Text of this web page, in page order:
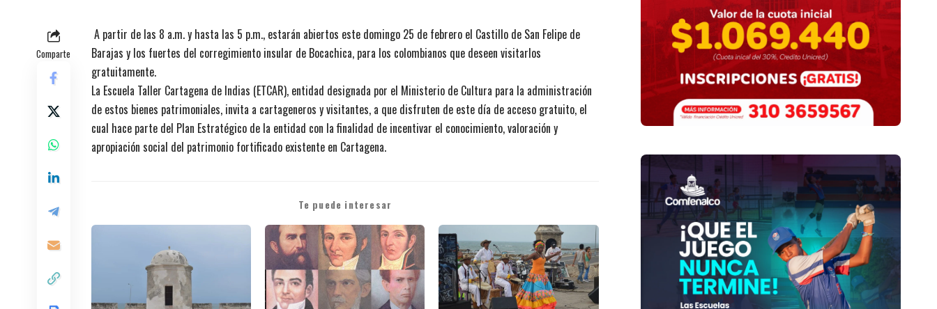
Comparte
A partir de las 8 a.m. y hasta las 5 p.m., estarán abiertos este domingo 25 de febrero el Castillo de San Felipe de
Barajas y los fuertes del corregimiento insular de Bocachica, para los colombianos que deseen visitarlos
gratuitamente.
La Escuela Taller Cartagena de Indias (ETCAR), entidad designada por el Ministerio de Cultura para la administración
de estos bienes patrimoniales, invita a cartageneros y visitantes, a que disfruten de este día de acceso gratuito, el
cual hace parte del Plan Estratégico de la entidad con la finalidad de incentivar el conocimiento, valoración y
apropiación social del patrimonio fortificado existente en Cartagena.
Te puede interesar